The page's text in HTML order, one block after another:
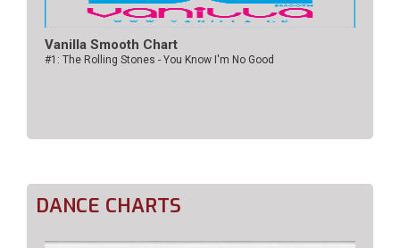
Vanilla Smooth Chart
#1: The Rolling Stones - You Know I'm No Good
DANCE CHARTS